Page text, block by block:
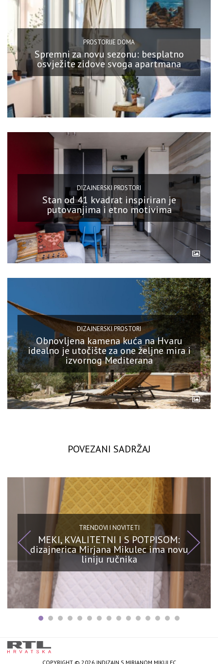
PROSTORIJE DOMA
Spremni za novu sezonu: besplatno
osvježite zidove svoga apartmana
DIZAJNERSKI PROSTORI
Stan od 41 kvadrat inspiriran je
putovanjima i etno motivima
DIZAJNERSKI PROSTORI
Obnovljena kamena kuća na Hvaru
idealno je utočište za one željne mira i
izvornog Mediterana
POVEZANI SADRŽAJ
TRENDOVI I NOVITETI
MEKI, KVALITETNI I S POTPISOM:
dizajnerica Mirjana Mikulec ima novu
liniju ručnika
COPYRIGHT © 2026 INDIZAJN S MIRJANOM MIKULEC